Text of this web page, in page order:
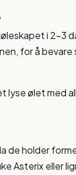
i 2-3
for å
lyse ølet med
de holder
Asterix eller